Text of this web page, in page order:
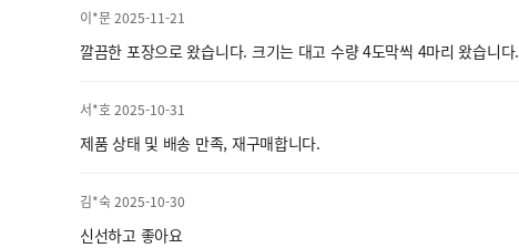
이*문 2025-11-21
깔끔한 포장으로 왔습니다. 크기는 대고 수량 4도막씩 4마리 왔습니다.
서*호 2025-10-31
제품 상태 및 배송 만족, 재구매합니다.
김*숙 2025-10-30
신선하고 좋아요